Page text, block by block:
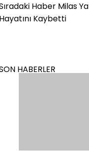
Haber Milas
Kaybetti
HABERLER